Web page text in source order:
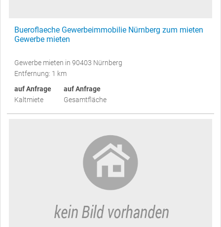
Bueroflaeche Gewerbeimmobilie Nürnberg zum mieten
Gewerbe mieten
Gewerbe mieten in 90403 Nürnberg
Entfernung: 1 km
auf Anfrage
Kaltmiete
auf Anfrage
Gesamtfläche